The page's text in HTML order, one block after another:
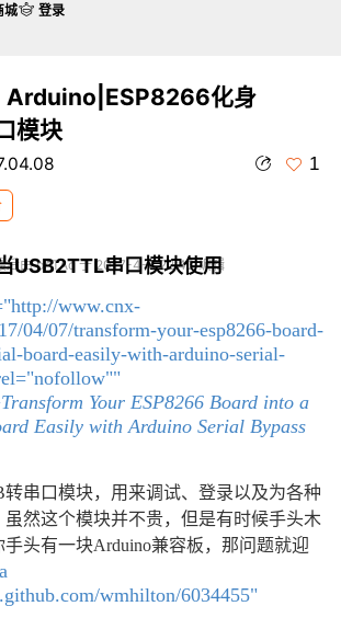
Arduino|ESP8266化身
模块
1
后由 pATAq 于 2017-4-8 22:43 编辑
USB2TTL串口模块使用
www.cnx-
04/07/transform-your-esp8266-board-
board-easily-with-arduino-serial-
Transform Your ESP8266 Board into a
Easily with Arduino Serial Bypass
转串口模块，用来调试、登录以及为各种
然这个模块并不贵，但是有时候手头木
头有一块Arduino兼容板，那问题就迎
wmhilton/6034455"
城 登录